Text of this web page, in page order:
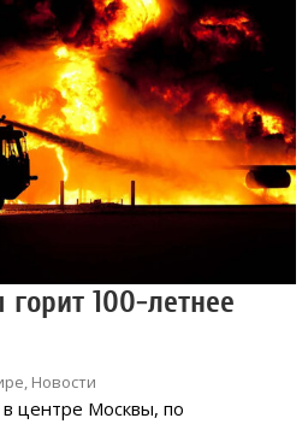
100-летнее
, Новости
центре Москвы, по